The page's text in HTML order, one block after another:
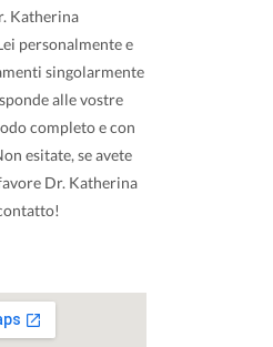
Katherina
personalmente e
singolarmente
alle vostre
completo e con
esitate, se avete
Dr. Katherina